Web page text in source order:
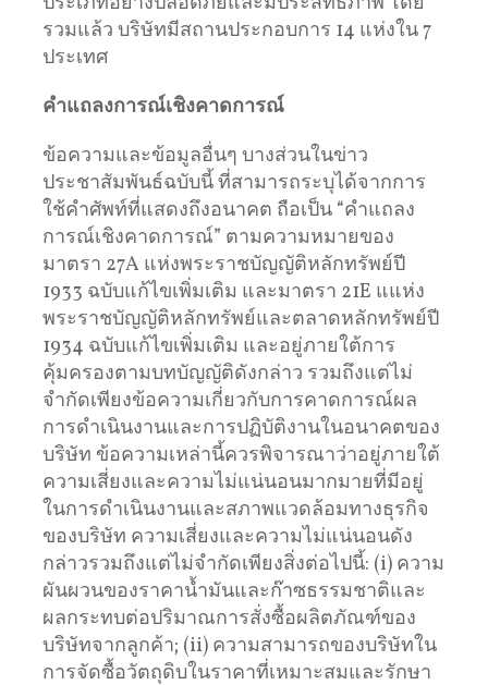
รวมแล้ว บริษัทมีสถานประกอบการ 14 แห่งใน 7
ประเทศ
คำแถลงการณ์เชิงคาดการณ์
ข้อความและข้อมูลอื่นๆ บางส่วนในข่าว
ประชาสัมพันธ์ฉบับนี้ ที่สามารถระบุได้จากการ
ใช้คำศัพท์ที่แสดงถึงอนาคต ถือเป็น “คำแถลง
การณ์เชิงคาดการณ์” ตามความหมายของ
มาตรา 27A แห่งพระราชบัญญัติหลักทรัพย์ปี
1933 ฉบับแก้ไขเพิ่มเติม และมาตรา 21E แแห่ง
พระราชบัญญัติหลักทรัพย์และตลาดหลักทรัพย์ปี
1934 ฉบับแก้ไขเพิ่มเติม และอยู่ภายใต้การ
คุ้มครองตามบทบัญญัติดังกล่าว รวมถึงแต่ไม่
จำกัดเพียงข้อความเกี่ยวกับการคาดการณ์ผล
การดำเนินงานและการปฏิบัติงานในอนาคตของ
บริษัท ข้อความเหล่านี้ควรพิจารณาว่าอยู่ภายใต้
ความเสี่ยงและความไม่แน่นอนมากมายที่มีอยู่
ในการดำเนินงานและสภาพแวดล้อมทางธุรกิจ
ของบริษัท ความเสี่ยงและความไม่แน่นอนดัง
กล่าวรวมถึงแต่ไม่จำกัดเพียงสิ่งต่อไปนี้: (i) ความ
ผันผวนของราคาน้ำมันและก๊าซธรรมชาติและ
ผลกระทบต่อปริมาณการสั่งซื้อผลิตภัณฑ์ของ
บริษัทจากลูกค้า; (ii) ความสามารถของบริษัทใน
การจัดซื้อวัตถุดิบในราคาที่เหมาะสมและรักษา